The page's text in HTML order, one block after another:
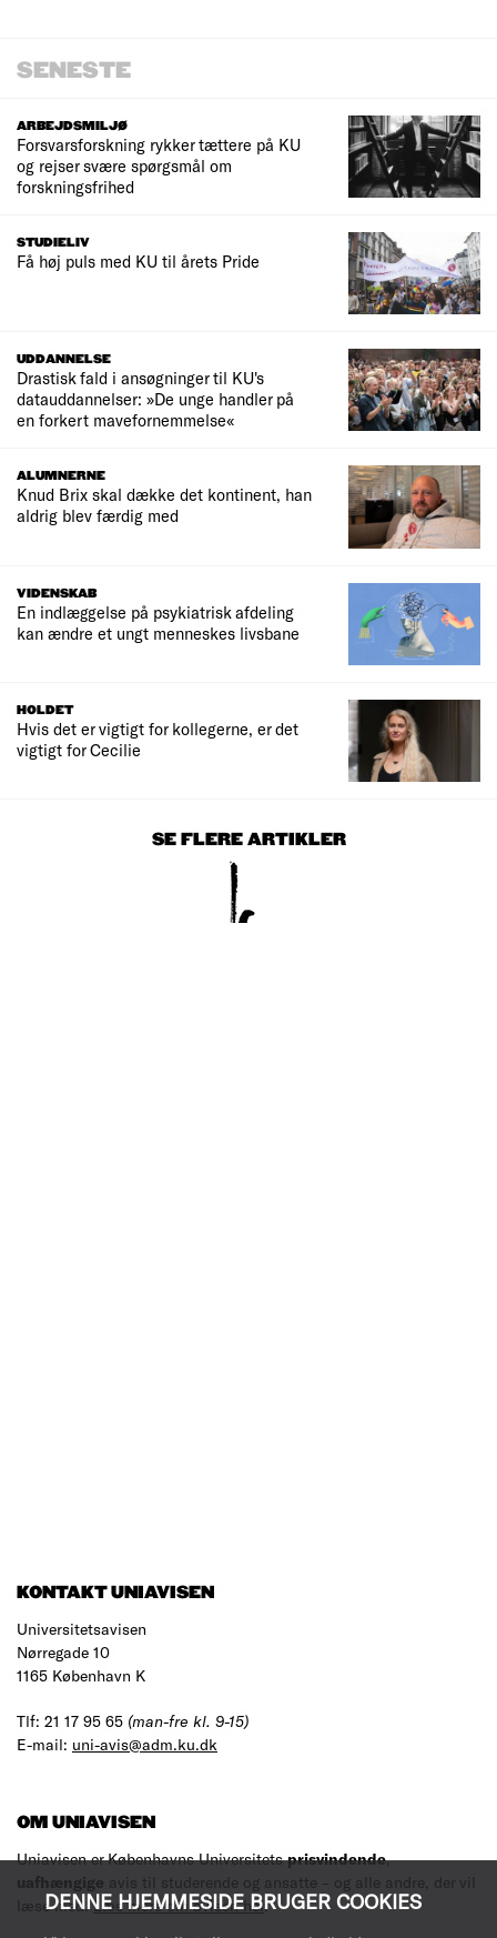
DENNE HJEMMESIDE BRUGER COOKIES
SENESTE
ARBEJDSMILJØ
Forsvarsforskning rykker tættere på KU
og rejser svære spørgsmål om
forskningsfrihed
STUDIELIV
Få høj puls med KU til årets Pride
UDDANNELSE
Drastisk fald i ansøgninger til KU's
datauddannelser: »De unge handler på
en forkert mavefornemmelse«
ALUMNERNE
Knud Brix skal dække det kontinent, han
aldrig blev færdig med
VIDENSKAB
En indlæggelse på psykiatrisk afdeling
kan ændre et ungt menneskes livsbane
HOLDET
Hvis det er vigtigt for kollegerne, er det
vigtigt for Cecilie
SE FLERE ARTIKLER
KONTAKT UNIAVISEN
Universitetsavisen
Nørregade 10
1165 København K
Tlf: 21 17 95 65 (man-fre kl. 9-15)
E-mail: uni-avis@adm.ku.dk
OM UNIAVISEN
Uniavisen er Københavns Universitetsprisvindende,
uafhængige avis til studerende og ansatte – og alle andre, der vil
læse med.Læs mere om avisen her.